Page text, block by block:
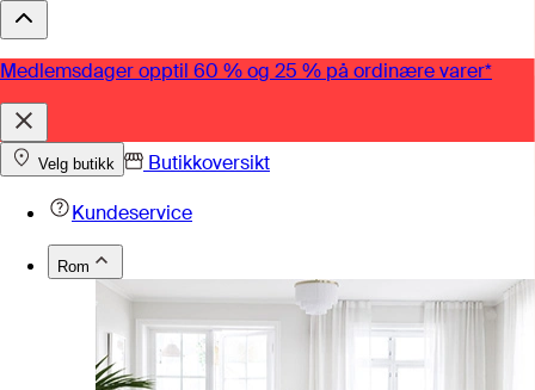
Medlemsdager opptil 60 % og 25 % på ordinære varer*
Velg butikk
Butikkoversikt
Kundeservice
Rom